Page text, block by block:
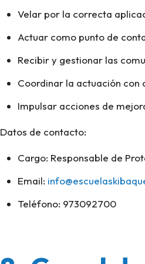
Velar por la correcta
Actuar como punto de
Recibir y gestionar las
Coordinar la actuación
Impulsar acciones de
Datos de contacto:
Cargo: Responsable de
Email:
Teléfono: 973092700